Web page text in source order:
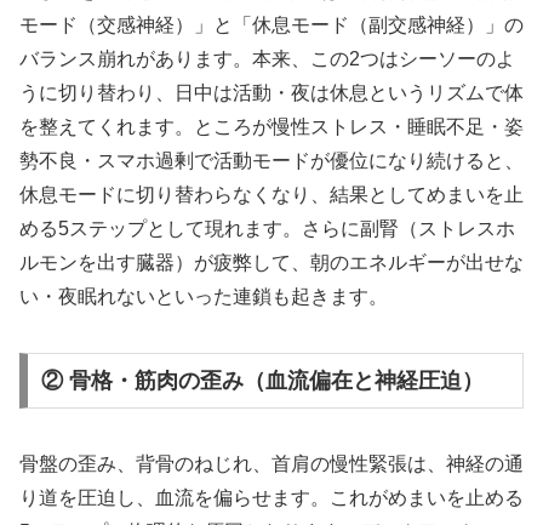
モード（交感神経）」と「休息モード（副交感神経）」の
バランス崩れがあります。本来、この2つはシーソーのよ
うに切り替わり、日中は活動・夜は休息というリズムで体
を整えてくれます。ところが慢性ストレス・睡眠不足・姿
勢不良・スマホ過剰で活動モードが優位になり続けると、
休息モードに切り替わらなくなり、結果としてめまいを止
める5ステップとして現れます。さらに副腎（ストレスホ
ルモンを出す臓器）が疲弊して、朝のエネルギーが出せな
い・夜眠れないといった連鎖も起きます。
② 骨格・筋肉の歪み（血流偏在と神経圧迫）
骨盤の歪み、背骨のねじれ、首肩の慢性緊張は、神経の通
り道を圧迫し、血流を偏らせます。これがめまいを止める